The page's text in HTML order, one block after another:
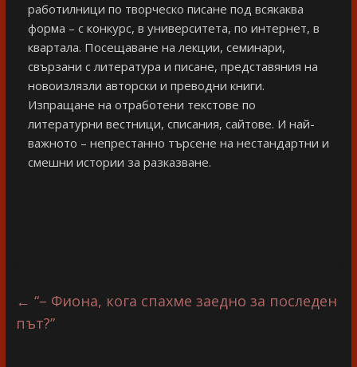
работилници по творческо писане под всякаква
форма – с конкурс, в университета, по интернет, в
квартала. Посещаване на лекции, семинари,
свързани с литература и писане, представяния на
новоизлязли авторски и преводни книги.
Изпращане на отработени текстове по
литературни вестници, списания, сайтове. И най-
важното – непрестанно търсене на нестандартни и
смешни истории за разказване.
← “– Фиона, кога спахме заедно за последен
път?”